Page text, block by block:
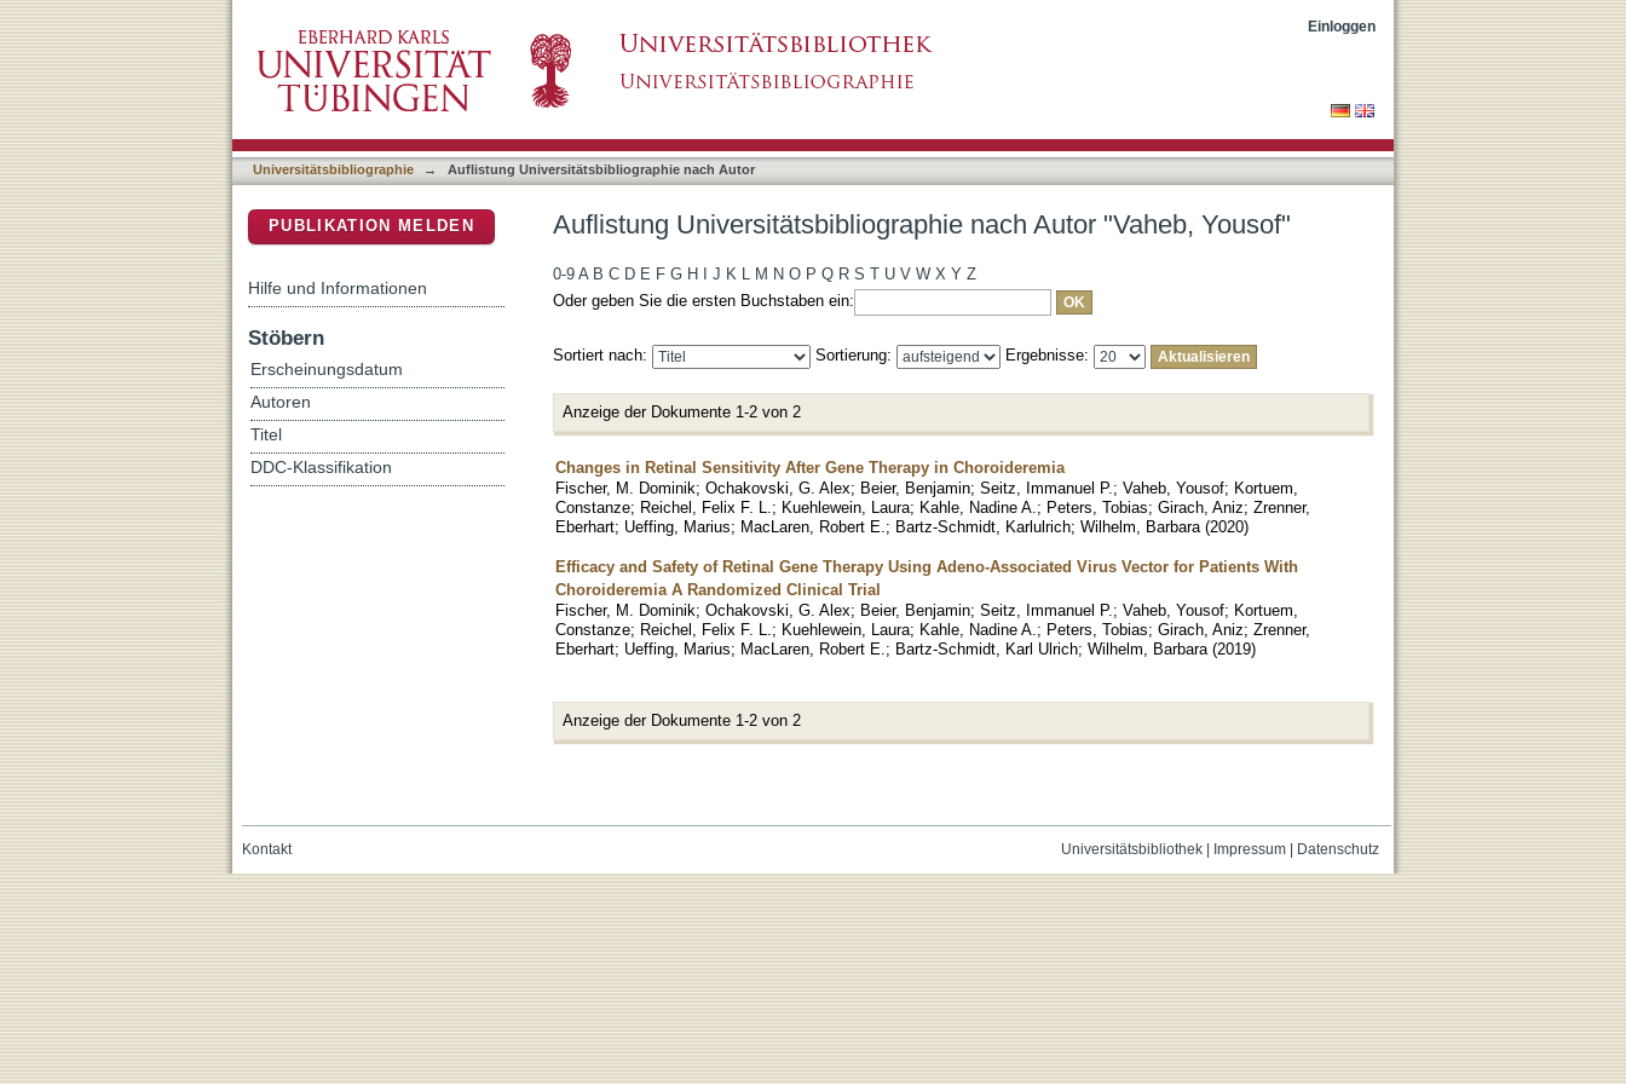
Einloggen
Universitätsbibliographie → Auflistung Universitätsbibliographie nach Autor
Auflistung Universitätsbibliographie nach Autor "Vaheb, Yousof"
0-9 A B C D E F G H J K L M N O P Q R S T U V W X Y Z
Oder geben Sie die ersten Buchstaben ein:
Sortiert nach: Sortierung: Ergebnisse:
Anzeige der Dokumente 1-2 von 2
Changes in Retinal Sensitivity After Gene Therapy in Choroideremia
Fischer, M. Dominik; Ochakovski, G. Alex; Beier, Benjamin; Seitz, Immanuel P. ; Vaheb, Yousof; Kortuem,
Constanze; Reichel, Felix F. L. ; Kuehlewein, Laura; Kahle, Nadine A. ; Peters, Tobias; Girach, Aniz; Zrenner,
Eberhart; Ueffing, Marius; MacLaren, Robert E. ; Bartz-Schmidt, Karlulrich; Wilhelm, Barbara (2020)
Efficacy and Safety of Retinal Gene Therapy Using Adeno-Associated Virus Vector for Patients With
Choroideremia A Randomized Clinical Trial
Fischer, M. Dominik; Ochakovski, G. Alex; Beier, Benjamin; Seitz, Immanuel P. ; Vaheb, Yousof; Kortuem,
Constanze; Reichel, Felix F. L. ; Kuehlewein, Laura; Kahle, Nadine A. ; Peters, Tobias; Girach, Aniz; Zrenner,
Eberhart; Ueffing, Marius; MacLaren, Robert E. ; Bartz-Schmidt, Karl Ulrich; Wilhelm, Barbara (2019)
Anzeige der Dokumente 1-2 von 2
PUBLIKATION MELDEN
Hilfe und Informationen
Stöbern
Erscheinungsdatum
Autoren
Titel
DDC-Klassifikation
Universitätsbibliothek| Impressum| Datenschutz
Kontakt